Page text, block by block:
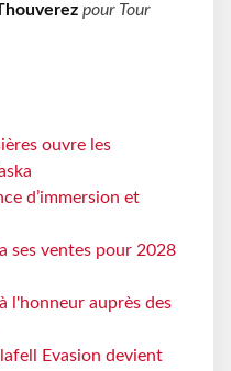
pour Tour
ouvre les
d’immersion et
ses ventes pour 2028
l'honneur auprès des
Evasion devient